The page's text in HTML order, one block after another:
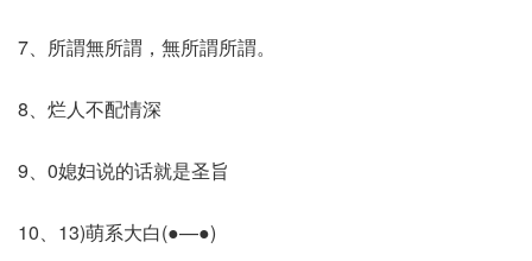
7、所謂無所謂，無所謂所謂。
8、烂人不配情深
9、0媳妇说的话就是圣旨
10、13)萌系大白(●—●)